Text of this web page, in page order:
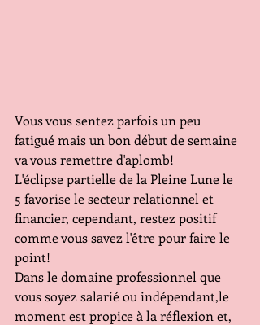
Vous vous sentez parfois un peu
fatigué mais un bon début de semaine
va vous remettre d'aplomb!
L'éclipse partielle de la Pleine Lune le
5 favorise le secteur relationnel et
financier, cependant, restez positif
comme vous savez l'être pour faire le
point!
Dans le domaine professionnel que
vous soyez salarié ou indépendant,le
moment est propice à la réflexion et,